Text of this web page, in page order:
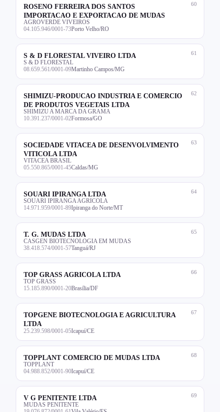
60
ROSENO FERREIRA DOS SANTOS
IMPORTACAO E EXPORTACAO DE MUDAS
AGROVERDE VIVEIROS
04.105.946/0001-73Porto Velho/RO
61
S & D FLORESTAL VIVEIRO LTDA
S & D FLORESTAL
08.659.561/0001-09Martinho Campos/MG
62
SHIMIZU-PRODUCAO INDUSTRIA E COMERCIO
DE PRODUTOS VEGETAIS LTDA
SHIMIZU A MARCA DA GRAMA
10.391.237/0001-02Formosa/GO
63
SOCIEDADE VITACEA DE DESENVOLVIMENTO
VITICOLA LTDA
VITACEA BRASIL
05.550.865/0001-45Caldas/MG
64
SOUARI IPIRANGA LTDA
SOUARI IPIRANGA AGRICOLA
14.971.959/0001-89Ipiranga do Norte/MT
65
T. G. MUDAS LTDA
CASGEN BIOTECNOLOGIA EM MUDAS
38.418.574/0001-57Tanguá/RJ
66
TOP GRASS AGRICOLA LTDA
TOP GRASS
15.185.890/0001-20Brasília/DF
67
TOPGENE BIOTECNOLOGIA E AGRICULTURA
LTDA
25.239.598/0001-05Icapuí/CE
68
TOPPLANT COMERCIO DE MUDAS LTDA
TOPPLANT
04.988.852/0001-90Icapuí/CE
69
V G PENITENTE LTDA
MUDAS PENITENTE